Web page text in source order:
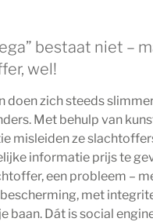
bestaat niet –
wel!
doen zich steeds
Met behulp van
misleiden ze
informatie prijs te
een probleem –
met
baan. Dát is social